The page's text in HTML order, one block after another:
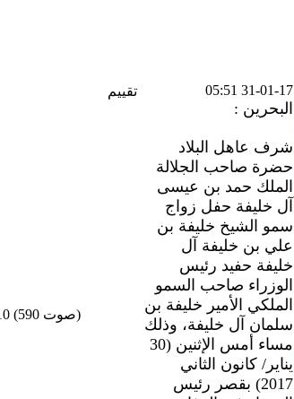
31-01-17 05:51
البحرين :
شرف عاهل البلاد
حضرة صاحب الجلالة
الملك حمد بن عيسى
آل خليفة حفل زواج
سمو الشيخ خليفة بن
علي بن خليفة آل
خليفة حفيد رئيس
الوزراء صاحب السمو
الملكي الأمير خليفة بن
سلمان آل خليفة، وذلك
مساء أمس الإثنين (30
يناير/ كانون الثاني
2017) بقصر رئيس
تقييم
/10 (590 صوت)